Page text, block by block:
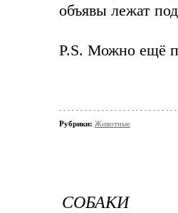
объявы лежат
P.S. Можно ещё
Рубрики: Животные
СОБАКИ